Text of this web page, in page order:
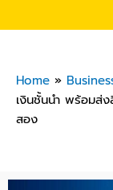
Home »
เงินชั้นนำ พร้อมส่
สอง